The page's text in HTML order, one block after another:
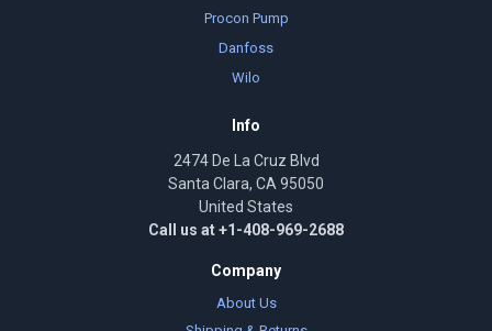
Procon Pump
Danfoss
Wilo
Info
2474 De La Cruz Blvd
Santa Clara, CA 95050
United States
Call us at +1-408-969-2688
Company
About Us